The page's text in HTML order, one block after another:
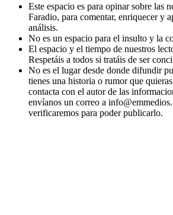
Este espacio es para opinar sobre las
Faradio, para comentar, enriquecer y
análisis.
No es un espacio para el insulto y la
El espacio y el tiempo de nuestros
Respetáis a todos si tratáis de ser
No es el lugar desde donde difundir
tienes una historia o rumor que
contacta con el autor de las
envíanos un correo a
verificaremos para poder publicarlo.